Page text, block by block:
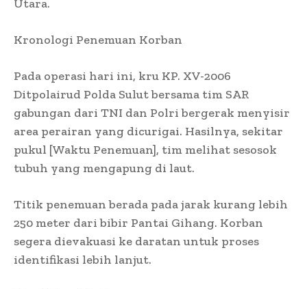
Utara.
Kronologi Penemuan Korban
Pada operasi hari ini, kru KP. XV-2006
Ditpolairud Polda Sulut bersama tim SAR
gabungan dari TNI dan Polri bergerak menyisir
area perairan yang dicurigai. Hasilnya, sekitar
pukul [Waktu Penemuan], tim melihat sesosok
tubuh yang mengapung di laut.
Titik penemuan berada pada jarak kurang lebih
250 meter dari bibir Pantai Gihang. Korban
segera dievakuasi ke daratan untuk proses
identifikasi lebih lanjut.